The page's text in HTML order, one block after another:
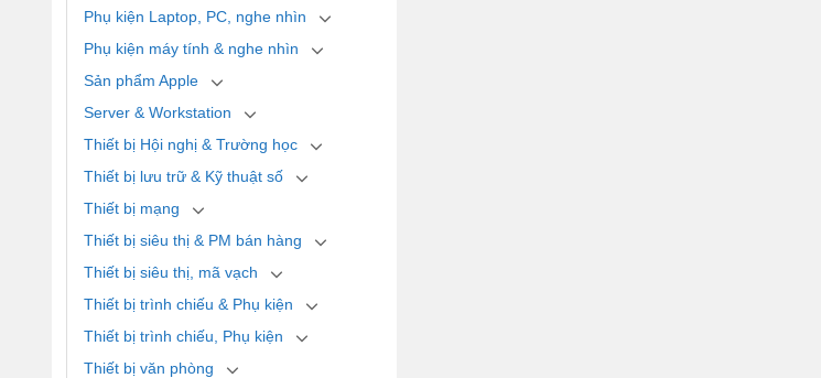
Phụ kiện Laptop, PC, nghe nhìn
Phụ kiện máy tính & nghe nhìn
Sản phẩm Apple
Server & Workstation
Thiết bị Hội nghị & Trường học
Thiết bị lưu trữ & Kỹ thuật số
Thiết bị mạng
Thiết bị siêu thị & PM bán hàng
Thiết bị siêu thị, mã vạch
Thiết bị trình chiếu & Phụ kiện
Thiết bị trình chiếu, Phụ kiện
Thiết bị văn phòng